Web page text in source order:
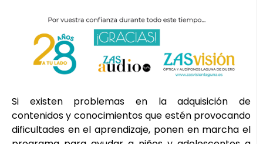
Si existen problemas en la adquisición de
contenidos y conocimientos que estén provocando
dificultades en el aprendizaje, ponen en marcha el